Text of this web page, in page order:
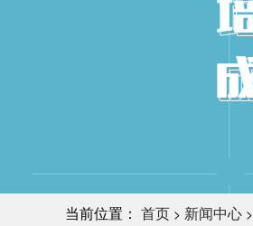
当前位置： 首页 > 新闻中心 >